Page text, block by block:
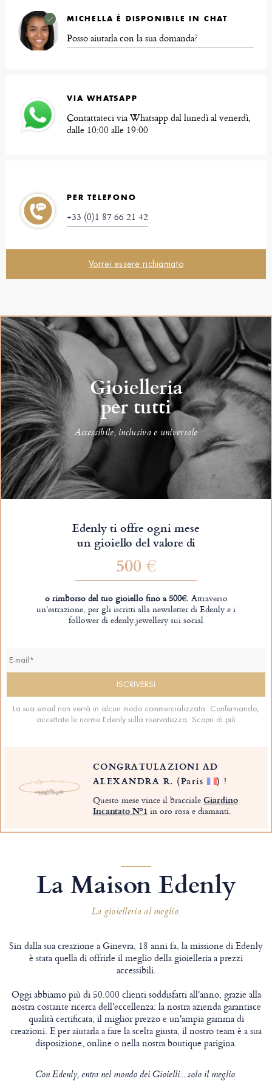
MICHELLA È DISPONIBILE IN CHAT
Posso aiutarla con la sua domanda?
VIA WHATSAPP
Contattateci via Whatsapp dal lunedì al venerdì,
dalle 10:00 alle 19:00
PER TELEFONO
+33 (0)1 87 66 21 42
Vorrei essere richiamato
Gioielleria
per tutti
Accessibile, inclusiva e universale
Edenly ti offre ogni mese
un gioiello del valore di
500 €
o rimborso del tuo gioiello fino a 500€.Attraverso
un'estrazione, per gli iscritti alla newsletter di Edenly e i
follower di edenly.jewellery sui social
La sua email non verrà in alcun modo commercializzata. Confermando,
accettate le norme Edenly sulla riservatezza. Scopri di più
CONGRATULAZIONI AD
ALEXANDRA R. (Paris ) !
Questo mese vince il braccialeGiardino
Incantato Nº1 in oro rosa e diamanti.
La Maison Edenly
La gioielleria al meglio.
Sin dalla sua creazione a Ginevra, 18 anni fa, la missione di Edenly
è stata quella di offrirle il meglio della gioielleria a prezzi
accessibili.
Oggi abbiamo più di 50.000 clienti soddisfatti all'anno, grazie alla
nostra costante ricerca dell'eccellenza: la nostra azienda garantisce
qualità certificata, il miglior prezzo e un'ampia gamma di
creazioni. E per aiutarla a fare la scelta giusta, il nostro team è a sua
disposizione, online o nella nostra boutique parigina.
Con Edenly, entra nel mondo dei Gioielli... solo il meglio.